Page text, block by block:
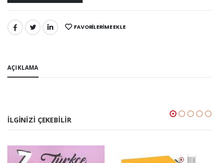
PAYLAŞ: FAVORILERIME EKLE
AÇIKLAMA
İLGINIZI ÇEKEBILIR